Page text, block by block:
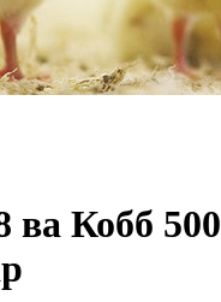
ва Кобб 500